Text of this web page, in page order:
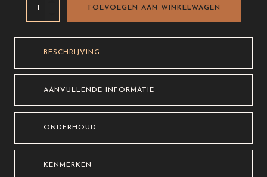
Lederen
tas
-
okerkleurig
TOEVOEGEN AAN WINKELWAGEN
BESCHRIJVING
AANVULLENDE INFORMATIE
ONDERHOUD
KENMERKEN